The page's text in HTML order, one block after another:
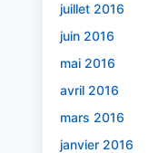
juillet 2016
juin 2016
mai 2016
avril 2016
mars 2016
janvier 2016